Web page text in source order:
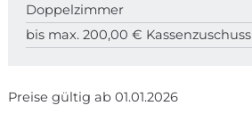
Doppelzimmer
bis max. 200,00 € Kassenzuschuss
Preise gültig ab 01.01.2026